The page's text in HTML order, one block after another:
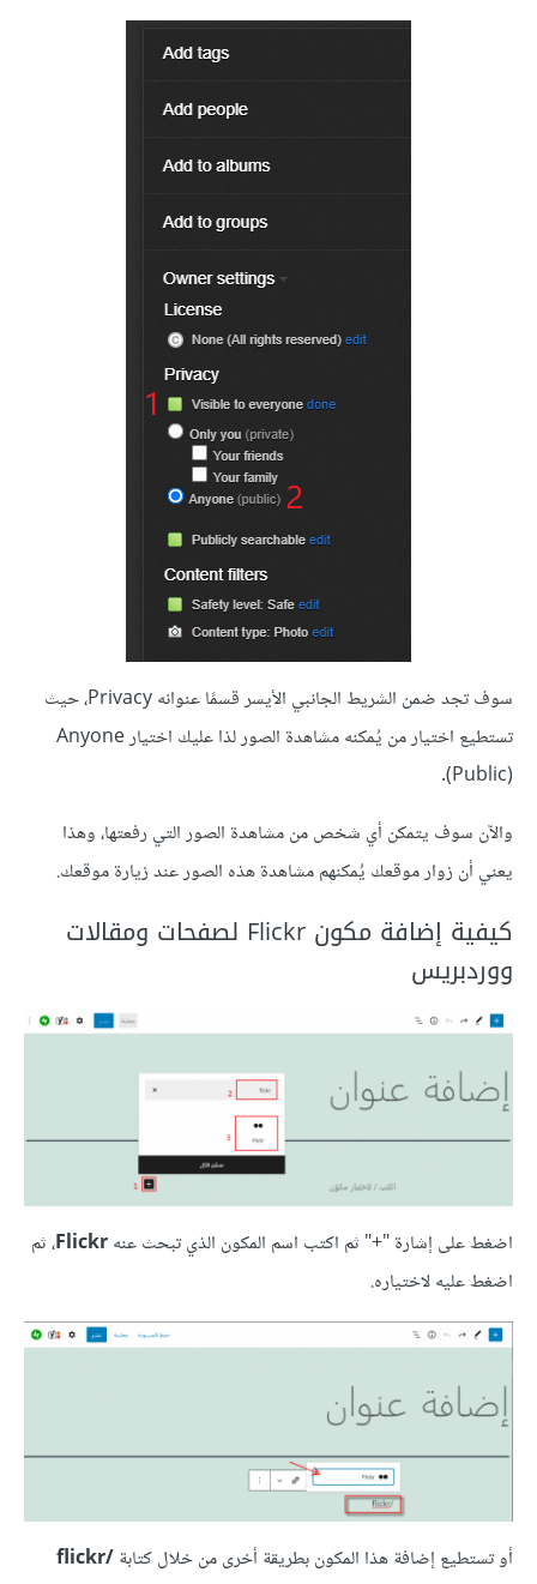
سوف تجد ضمن الشريط الجانبي الأيسر قسمًا عنوانه Privacy، حيث
تستطيع اختيار من يُمكنه مشاهدة الصور لذا عليك اختيار Anyone
(Public).
والآن سوف يتمكن أي شخص من مشاهدة الصور التي رفعتها، وهذا
يعني أن زوار موقعك يُمكنهم مشاهدة هذه الصور عند زيارة موقعك.
كيفية إضافة مكون Flickr لصفحات ومقالات
ووردبريس
اضغط على إشارة "+" ثم اكتب اسم المكون الذي تبحث عنهFlickr، ثم
اضغط عليه لاختياره.
أو تستطيع إضافة هذا المكون بطريقة أخرى من خلال كتابة/flickr